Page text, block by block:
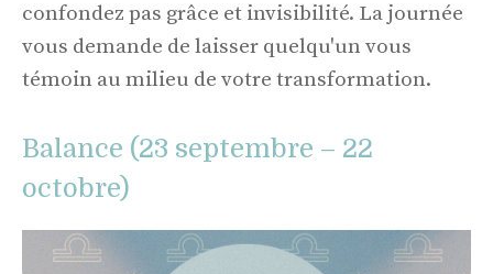
confondez pas grâce et invisibilité. La journée
vous demande de laisser quelqu'un vous
témoin au milieu de votre transformation.
Balance (23 septembre – 22
octobre)